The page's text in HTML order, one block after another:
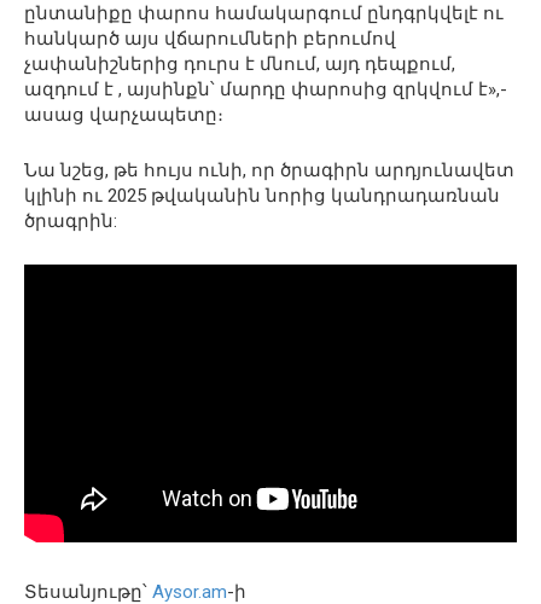
ընտանիքը փարոս համակարգում ընդգրկվելէ ու
հանկարծ այս վճարումների բերումով
չափանիշներից դուրս է մնում, այդ դեպքում,
ազդում է , այսինքն՝ մարդը փարոսից զրկվում է»,-
ասաց վարչապետը։
Նա նշեց, թե հույս ունի, որ ծրագիրն արդյունավետ
կլինի ու 2025 թվականին նորից կանդրադառնան
ծրագրին:
Տեսանյութը՝ Aysor.am-ի